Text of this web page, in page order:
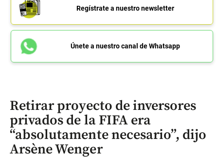
Regístrate a nuestro newsletter
Únete a nuestro canal de Whatsapp
Retirar proyecto de inversores
privados de la FIFA era
“absolutamente necesario”, dijo
Arsène Wenger